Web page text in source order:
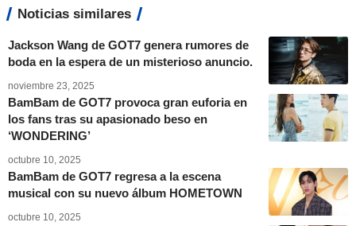
Noticias similares
Jackson Wang de GOT7 genera rumores de
boda en la espera de un misterioso anuncio.
noviembre 23, 2025
BamBam de GOT7 provoca gran euforia en
los fans tras su apasionado beso en
‘WONDERING’
octubre 10, 2025
BamBam de GOT7 regresa a la escena
musical con su nuevo álbum HOMETOWN
octubre 10, 2025